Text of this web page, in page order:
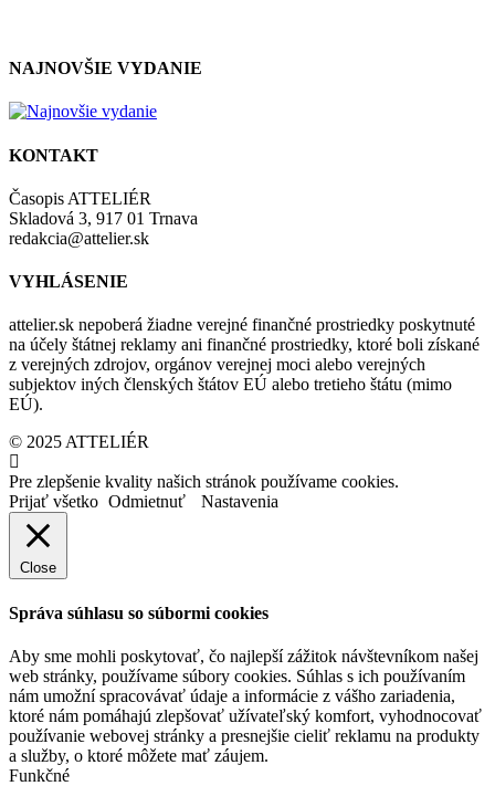
NAJNOVŠIE VYDANIE
KONTAKT
Časopis ATTELIÉR
Skladová 3, 917 01 Trnava
redakcia@attelier.sk
VYHLÁSENIE
attelier.sk nepoberá žiadne verejné finančné prostriedky poskytnuté
na účely štátnej reklamy ani finančné prostriedky, ktoré boli získané
z verejných zdrojov, orgánov verejnej moci alebo verejných
subjektov iných členských štátov EÚ alebo tretieho štátu (mimo
EÚ).
© 2025 ATTELIÉR
Pre zlepšenie kvality našich stránok používame cookies.
Prijať všetko Odmietnuť Nastavenia
Close
Správa súhlasu so súbormi cookies
Aby sme mohli poskytovať, čo najlepší zážitok návštevníkom našej
web stránky, používame súbory cookies. Súhlas s ich používaním
nám umožní spracovávať údaje a informácie z vášho zariadenia,
ktoré nám pomáhajú zlepšovať užívateľský komfort, vyhodnocovať
používanie webovej stránky a presnejšie cieliť reklamu na produkty
a služby, o ktoré môžete mať záujem.
Funkčné